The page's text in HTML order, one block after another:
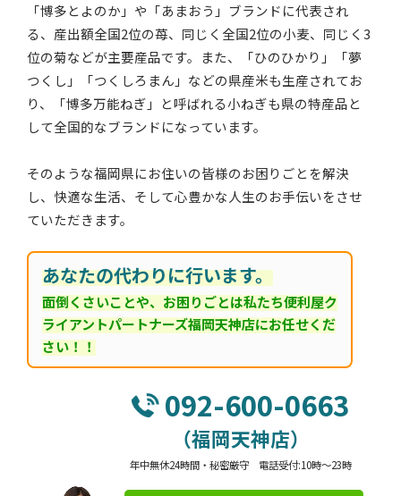
「博多とよのか」や「あまおう」ブランドに代表され
る、産出額全国2位の苺、同じく全国2位の小麦、同じく3
位の菊などが主要産品です。また、「ひのひかり」「夢
つくし」「つくしろまん」などの県産米も生産されてお
り、「博多万能ねぎ」と呼ばれる小ねぎも県の特産品と
して全国的なブランドになっています。
そのような福岡県にお住いの皆様のお困りごとを解決
し、快適な生活、そして心豊かな人生のお手伝いをさせ
ていただきます。
あなたの代わりに行います。
面倒くさいことや、お困りごとは私たち便利屋ク
ライアントパートナーズ福岡天神店にお任せくだ
さい！！
092-600-0663
（福岡天神店）
年中無休24時間・秘密厳守 電話受付:10時～23時